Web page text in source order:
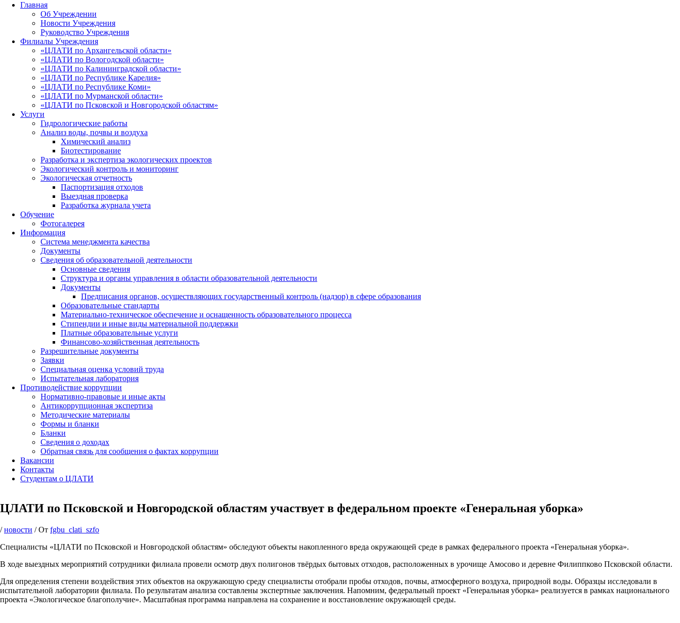
Главная
Об Учреждении
Новости Учреждения
Руководство Учреждения
Филиалы Учреждения
«ЦЛАТИ по Архангельской области»
«ЦЛАТИ по Вологодской области»
«ЦЛАТИ по Калининградской области»
«ЦЛАТИ по Республике Карелия»
«ЦЛАТИ по Республике Коми»
«ЦЛАТИ по Мурманской области»
«ЦЛАТИ по Псковской и Новгородской областям»
Услуги
Гидрологические работы
Анализ воды, почвы и воздуха
Химический анализ
Биотестирование
Разработка и экспертиза экологических проектов
Экологический контроль и мониторинг
Экологическая отчетность
Паспортизация отходов
Выездная проверка
Разработка журнала учета
Обучение
Фотогалерея
Информация
Система менеджмента качества
Документы
Сведения об образовательной деятельности
Основные сведения
Структура и органы управления в области образовательной деятельности
Документы
Предписания органов, осуществляющих государственный контроль (надзор) в сфере образования
Образовательные стандарты
Материально-техническое обеспечение и оснащенность образовательного процесса
Стипендии и иные виды материальной поддержки
Платные образовательные услуги
Финансово-хозяйственная деятельность
Разрешительные документы
Заявки
Специальная оценка условий труда
Испытательная лаборатория
Противодействие коррупции
Нормативно-правовые и иные акты
Антикоррупционная экспертиза
Методические материалы
Формы и бланки
Бланки
Сведения о доходах
Обратная связь для сообщения о фактах коррупции
Вакансии
Контакты
Студентам о ЦЛАТИ
ЦЛАТИ по Псковской и Новгородской областям участвует в федеральном проекте «Генеральная уборка»
/новости / От fgbu_clati_szfo
Специалисты «ЦЛАТИ по Псковской и Новгородской областям» обследуют объекты накопленного вреда окружающей среде в рамках федерального проекта «Генеральная уборка».
В ходе выездных мероприятий сотрудники филиала провели осмотр двух полигонов твёрдых бытовых отходов, расположенных в урочище Амосово и деревне Филиппково Псковской области.
Для определения степени воздействия этих объектов на окружающую среду специалисты отобрали пробы отходов, почвы, атмосферного воздуха, природной воды. Образцы исследовали в
испытательной лаборатории филиала. По результатам анализа составлены экспертные заключения. Напомним, федеральный проект «Генеральная уборка» реализуется в рамках национального
проекта «Экологическое благополучие». Масштабная программа направлена на сохранение и восстановление окружающей среды.